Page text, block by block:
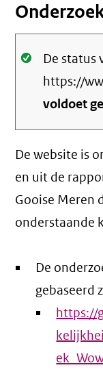
Oké.
De status
https://
voldoet
De website is
en uit de
Gooise Meren
onderstaande
De
gebaseerd
https://